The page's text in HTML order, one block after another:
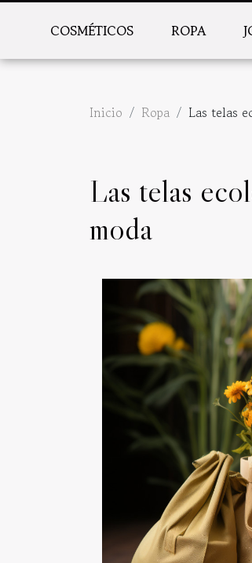
COSMÉTICOS ROPA
Inicio Ropa Las telas
Las telas
moda